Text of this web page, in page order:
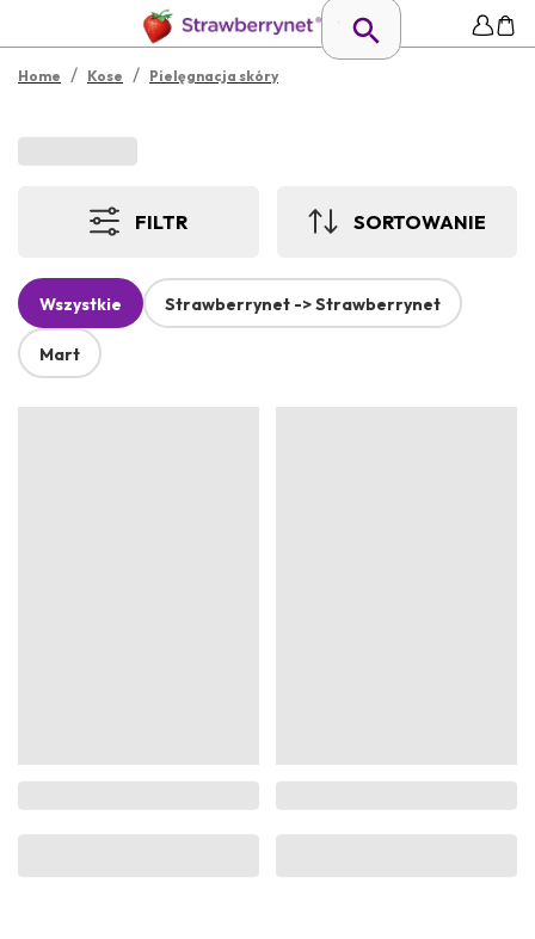
Home / Kose / Pielęgnacja skóry
FILTR SORTOWANIE
Wszystkie Strawberrynet -> Strawberrynet
Mart